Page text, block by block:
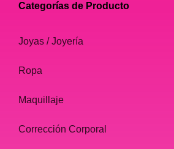
Categorías de Producto
Joyas / Joyería
Ropa
Maquillaje
Corrección Corporal